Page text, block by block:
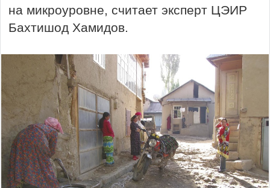
на микроуровне, считает эксперт ЦЭИР
Бахтишод Хамидов.